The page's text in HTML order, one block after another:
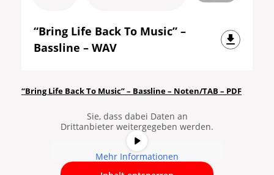
“Bring Life Back To Music” –
Bassline – WAV
“Bring Life Back To Music” – Bassline – Noten/TAB – PDF
auf den eigentlichen Inhalt
zuzugreifen, klicken Sie auf die
Sie, dass dabei Daten an
Drittanbieter weitergegeben werden.
Mehr Informationen